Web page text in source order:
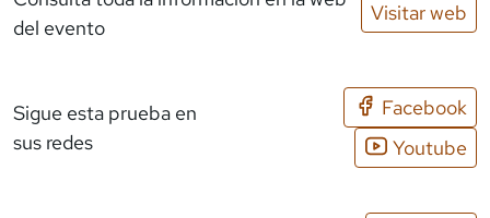
del evento
Visitar web
Sigue esta prueba en
sus redes
Facebook
Youtube